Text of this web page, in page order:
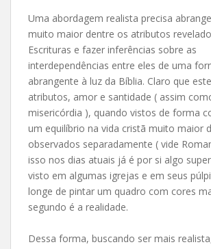
Uma abordagem realista precisa
muito maior dentre os atributos
Escrituras e fazer inferências sobre as
interdependências entre eles de uma
abrangente à luz da Bíblia. Claro que
atributos, amor e santidade ( assim
misericórdia ), quando vistos de forma
um equilíbrio na vida cristã muito maior
observados separadamente ( vide
isso nos dias atuais já é por si algo
visto em algumas igrejas e em seus
longe de pintar um quadro com cores
segundo é a realidade.
Dessa forma, buscando ser mais